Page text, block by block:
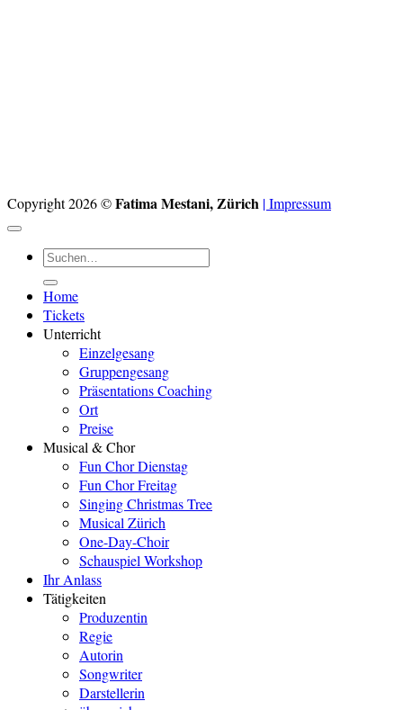
Copyright 2026 ©Fatima Mestani, Zürich | Impressum
Suchen
Home
Tickets
Unterricht
Einzelgesang
Gruppengesang
Präsentations Coaching
Ort
Preise
Musical & Chor
Fun Chor Dienstag
Fun Chor Freitag
Singing Christmas Tree
Musical Zürich
One-Day-Choir
Schauspiel Workshop
Ihr Anlass
Tätigkeiten
Produzentin
Regie
Autorin
Songwriter
Darstellerin